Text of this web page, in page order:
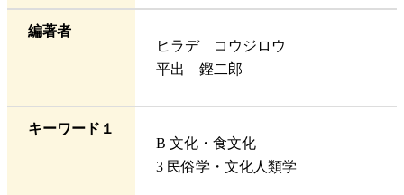
編著者
ヒラデ コウジロウ
平出 鏗二郎
キーワード１
B 文化・食文化
3 民俗学・文化人類学